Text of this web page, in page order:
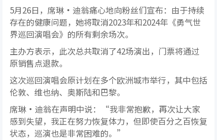
5月26日，席琳·迪翁痛心地向粉丝们宣布：由于持续
存在的健康问题，她将取消2023年和2024年《勇气世
界巡回演唱会》的所有剩余场次。
主办方表示，此次总共取消了42场演出，门票将通过
原销售点退款。
这次巡回演唱会原计划在多个欧洲城市举行，其中包括
伦敦、维也纳、奥斯陆和巴黎。
席琳·迪翁在声明中说：“我非常抱歉，再次让大家
感到失望，我正在努力恢复体力，但即使百分之百恢复
状态，巡演也是非常困难的。”